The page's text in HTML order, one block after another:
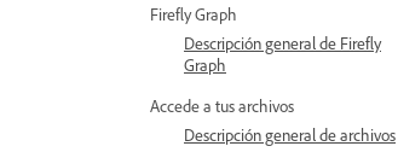
Firefly Graph
Descripción general de Firefly
Graph
Accede a tus archivos
Descripción general de archivos